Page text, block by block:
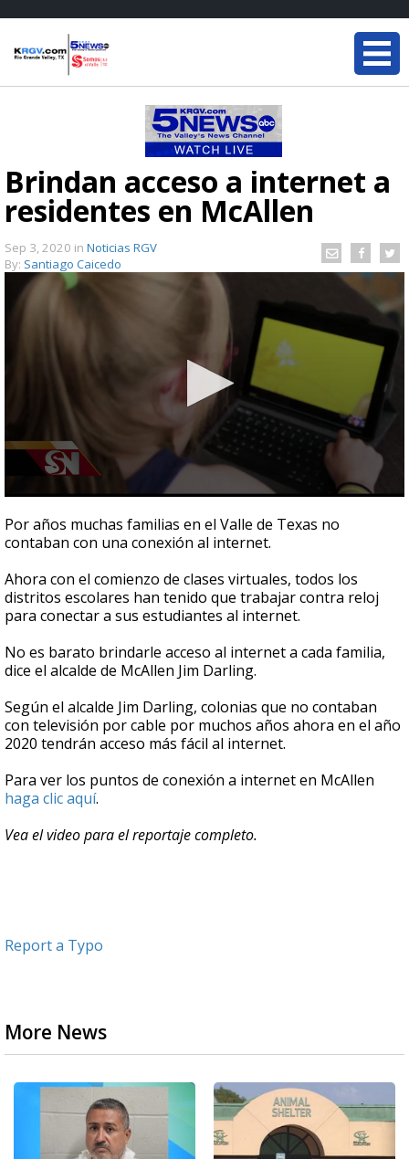
Brindan acceso a internet a
residentes en McAllen
Sep 3, 2020 in Noticias RGV
By: Santiago Caicedo
seconds
of
1
53
seconds
Por años muchas familias en el Valle de Texas no
contaban con una conexión al internet.
Ahora con el comienzo de clases virtuales, todos los
distritos escolares han tenido que trabajar contra reloj
para conectar a sus estudiantes al internet.
No es barato brindarle acceso al internet a cada familia,
dice el alcalde de McAllen Jim Darling.
Según el alcalde Jim Darling, colonias que no contaban
con televisión por cable por muchos años ahora en el año
2020 tendrán acceso más fácil al internet.
Para ver los puntos de conexión a internet en McAllen
haga clic aquí.
Vea el video para el reportaje completo.
Report a Typo
More News